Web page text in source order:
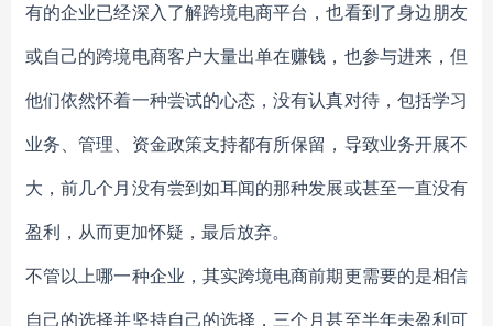
有的企业已经深入了解跨境电商平台，也看到了身边朋友
或自己的跨境电商客户大量出单在赚钱，也参与进来，但
他们依然怀着一种尝试的心态，没有认真对待，包括学习
业务、管理、资金政策支持都有所保留，导致业务开展不
大，前几个月没有尝到如耳闻的那种发展或甚至一直没有
盈利，从而更加怀疑，最后放弃。
不管以上哪一种企业，其实跨境电商前期更需要的是相信
自己的选择并坚持自己的选择，三个月甚至半年未盈利可